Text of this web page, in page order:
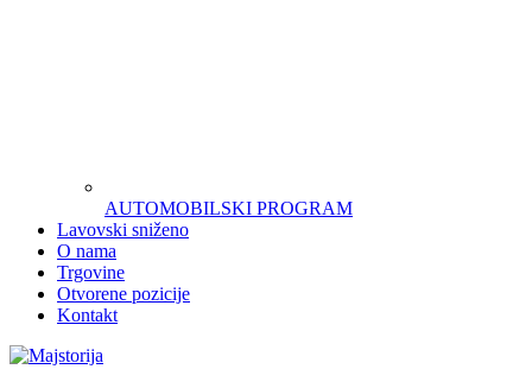
AUTOMOBILSKI PROGRAM
Lavovski sniženo
O nama
Trgovine
Otvorene pozicije
Kontakt